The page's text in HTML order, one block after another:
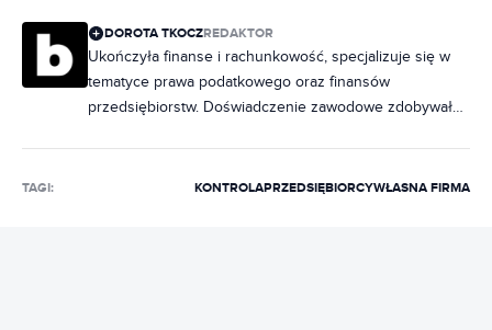
DOROTA TKOCZREDAKTOR
Ukończyła finanse i rachunkowość, specjalizuje się w
tematyce prawa podatkowego oraz finansów
przedsiębiorstw. Doświadczenie zawodowe zdobywała,
podatków, prowadzenia firmy i finansów.
TAGI: KONTROLAPRZEDSIĘBIORCYWŁASNA FIRMA